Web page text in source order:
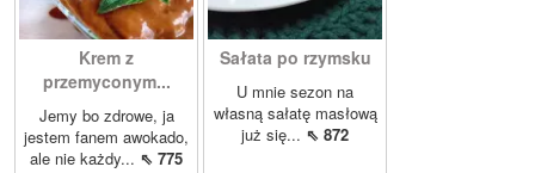
Krem z
przemyconym...
Jemy bo zdrowe, ja
jestem fanem awokado,
ale nie każdy... ⇖ 775
Sałata po rzymsku
U mnie sezon na
własną sałatę masłową
już się... ⇖ 872